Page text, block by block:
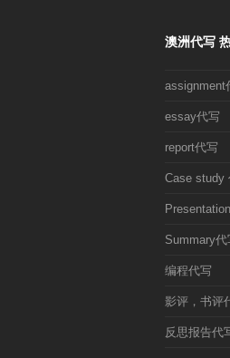
澳洲代写
assignment
essay代写
report代写
Case study
Summary代
编程代写
影评，书评
反思报告代